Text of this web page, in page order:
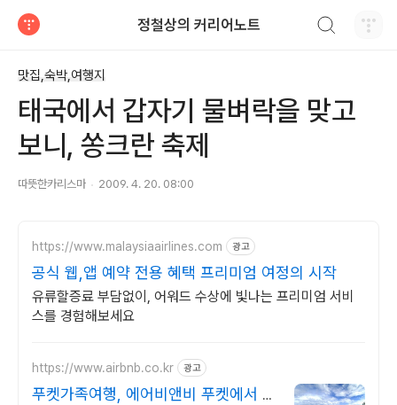
정철상의 커리어노트
맛집,숙박,여행지
태국에서 갑자기 물벼락을 맞고
보니, 쏭크란 축제
따뜻한카리스마 2009. 4. 20. 08:00
https://www.malaysiaairlines.com 광고
공식 웹,앱 예약 전용 혜택 프리미엄 여정의 시작
유류할증료 부담없이, 어워드 수상에 빛나는 프리미엄 서비
스를 경험해보세요
https://www.airbnb.co.kr 광고
푸켓가족여행, 에어비앤비 푸켓에서 살